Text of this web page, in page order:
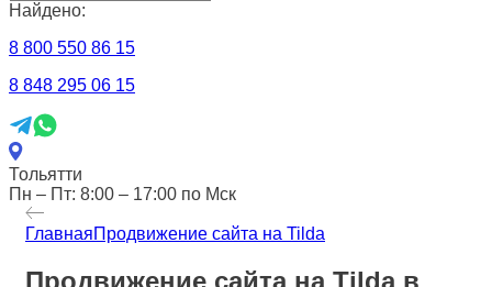
Найдено:
8 800 550 86 15
8 848 295 06 15
Тольятти
Пн – Пт: 8:00 – 17:00 по Мск
ГлавнаяПродвижение сайта на Tilda
Продвижение сайта на Tilda в